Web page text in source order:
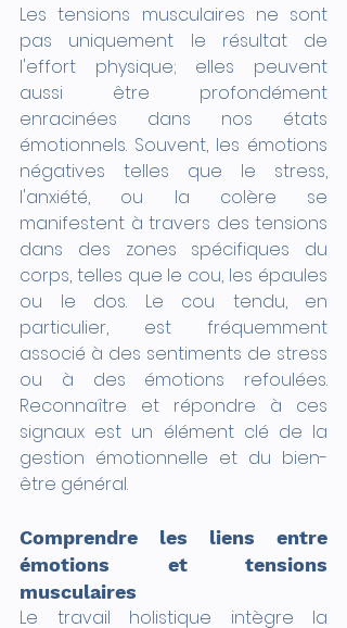
Les tensions musculaires ne sont
pas uniquement le résultat de
l'effort physique; elles peuvent
aussi être profondément
enracinées dans nos états
émotionnels. Souvent, les émotions
négatives telles que le stress,
l'anxiété, ou la colère se
manifestent à travers des tensions
dans des zones spécifiques du
corps, telles que le cou, les épaules
ou le dos. Le cou tendu, en
particulier, est fréquemment
associé à des sentiments de stress
ou à des émotions refoulées.
Reconnaître et répondre à ces
signaux est un élément clé de la
gestion émotionnelle et du bien-
être général.
Comprendre les liens entre
émotions et tensions
musculaires
Le travail holistique intègre la